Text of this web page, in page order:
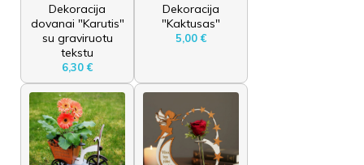
Dekoracija
dovanai "Karutis"
su graviruotu
tekstu
6,30 €
Dekoracija
"Kaktusas"
5,00 €